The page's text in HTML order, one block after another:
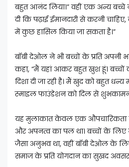
बहुत आनंद लिया।” वहीं एक अन्य बच्चे
दी कि पढ़ाई ईमानदारी से करनी
में कुछ हासिल किया जा सकता है।”
बॉबी देओल ने भी बच्चों के प्रति अपनी
कहा, “मैं यहां आकर बहुत खुश हूं। बच्चों
दिशा दी जा रही है। मैं खुद को बहुत
स्माइल फाउंडेशन को दिल से
यह मुलाकात केवल एक औपचारिकता
और अपनत्व का पल था। बच्चों के
जैसा अनुभव था, वहीं बॉबी देओल के
समाज के प्रति योगदान का सुखद